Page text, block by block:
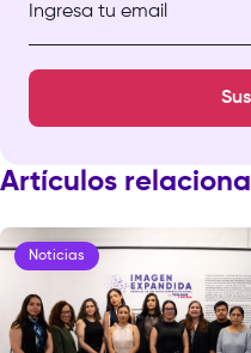
Ingresa tu email
Artículos
Noticias